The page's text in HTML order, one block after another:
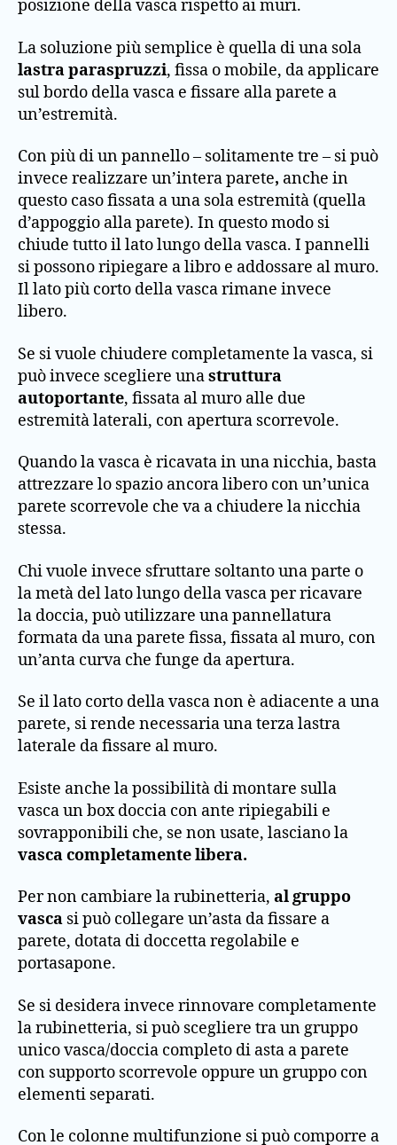
posizione della vasca rispetto ai muri.
La soluzione più semplice è quella di una sola
lastra paraspruzzi, fissa o mobile, da applicare
sul bordo della vasca e fissare alla parete a
un’estremità.
Con più di un pannello – solitamente tre – si può
invece realizzare un’intera parete, anche in
questo caso fissata a una sola estremità (quella
d’appoggio alla parete). In questo modo si
chiude tutto il lato lungo della vasca. I pannelli
si possono ripiegare a libro e addossare al muro.
Il lato più corto della vasca rimane invece
libero.
Se si vuole chiudere completamente la vasca, si
può invece scegliere unastruttura
autoportante, fissata al muro alle due
estremità laterali, con apertura scorrevole.
Quando la vasca è ricavata in una nicchia, basta
attrezzare lo spazio ancora libero con un’unica
parete scorrevole che va a chiudere la nicchia
stessa.
Chi vuole invece sfruttare soltanto una parte o
la metà del lato lungo della vasca per ricavare
la doccia, può utilizzare una pannellatura
formata da una parete fissa, fissata al muro, con
un’anta curva che funge da apertura.
Se il lato corto della vasca non è adiacente a una
parete, si rende necessaria una terza lastra
laterale da fissare al muro.
Esiste anche la possibilità di montare sulla
vasca un box doccia con ante ripiegabili e
sovrapponibili che, se non usate, lasciano la
vasca completamente libera.
Per non cambiare la rubinetteria, al gruppo
vasca si può collegare un’asta da fissare a
parete, dotata di doccetta regolabile e
portasapone.
Se si desidera invece rinnovare completamente
la rubinetteria, si può scegliere tra un gruppo
unico vasca/doccia completo di asta a parete
con supporto scorrevole oppure un gruppo con
elementi separati.
Con le colonne multifunzione si può comporre a